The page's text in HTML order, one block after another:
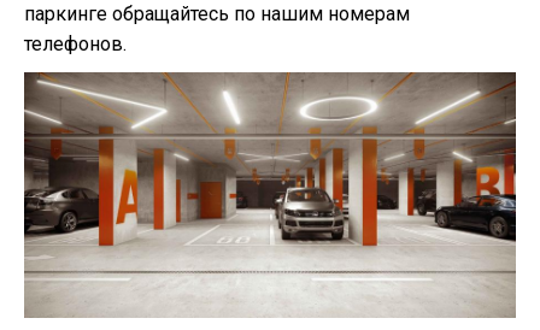
паркинге обращайтесь по нашим номерам
телефонов.